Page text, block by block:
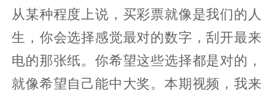
从某种程度上说，买彩票就像是我们的人
生，你会选择感觉最对的数字，刮开最来
电的那张纸。你希望这些选择都是对的，
就像希望自己能中大奖。本期视频，我来